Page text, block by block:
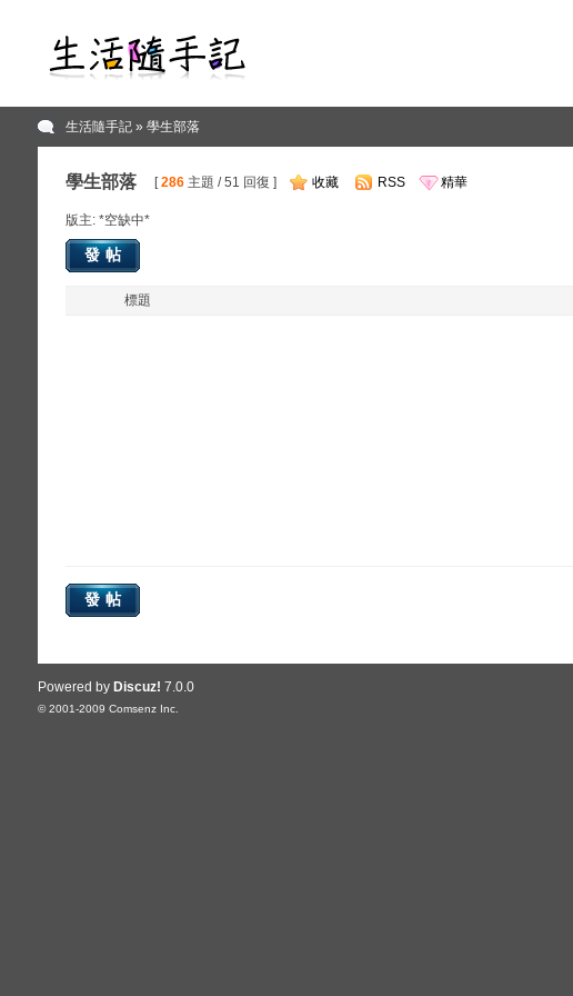
生活隨手記» 學生部落
學生部落 [286主題 / 51 回復 ] 收藏 RSS 精華
版主: *空缺中*
發帖
標題
發帖
Powered by Discuz! 7.0.0
© 2001-2009 Comsenz Inc.